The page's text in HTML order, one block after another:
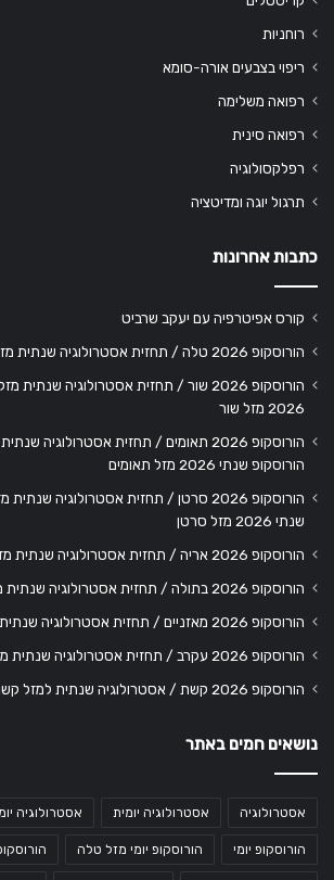
רוחניות
ריפוי בצבעים אורה-סומא
רפואה משלימה
רפואה סינית
רפלקסולוגיה
תרגול יוגה ומדיטציה
כתבות אחרונות
קורס אפיטרפיה עם יעקב שרביט
הורוסקופ 2026 טלה / תחזית אסטרולוגיה שנתית מזל טלה
הורוסקופ 2026 שור / תחזית אסטרולוגיה
2026 מזל שור
הורוסקופ 2026 תאומים / תחזית אסטרולוגיה
הורוסקופ שנתי 2026 מזל תאומים
הורוסקופ 2026 סרטן / תחזית אסטרולוגיה
שנתי 2026 מזל סרטן
הורוסקופ 2026 אריה / תחזית אסטרולוגיה שנתית מזל אריה
הורוסקופ 2026 בתולה / תחזית אסטרולוגיה שנתית מזל בתולה
הורוסקופ 2026 מאזניים / תחזית אסטרולוגיה שנתית מזל מאזניים
הורוסקופ 2026 עקרב / תחזית אסטרולוגיה שנתית מזל עקרב
הורוסקופ 2026 קשת / אסטרולוגיה שנתית למזל קשת
נושאים חמים באתר
אסטרולוגיה אסטרולוגיה יומית אסטרולוגיה
הורוסקופ יומי הורוסקופ יומי מזל טלה